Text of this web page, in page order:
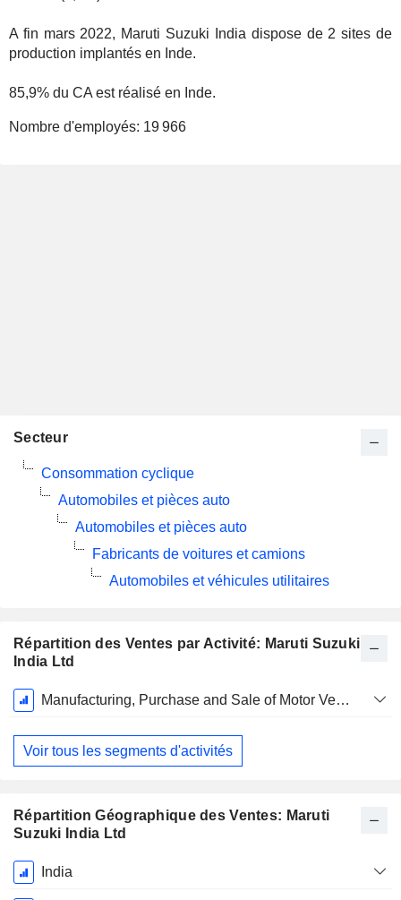
A fin mars 2022, Maruti Suzuki India dispose de 2 sites de
production implantés en Inde.
85,9% du CA est réalisé en Inde.
Nombre d'employés: 19 966
Répartition des Ventes par Activité: Maruti Suzuki
India Ltd
Période
Fiscale:
Mars
Manufacturing, Purchase and Sale of Motor Vehicles, Components and Spare Parts
Voir tous les segments d'activités
Répartition Géographique des Ventes: Maruti
Suzuki India Ltd
Période
Fiscale:
India
Secteur
Consommation cyclique
Automobiles et pièces auto
Automobiles et pièces auto
Fabricants de voitures et camions
Automobiles et véhicules utilitaires